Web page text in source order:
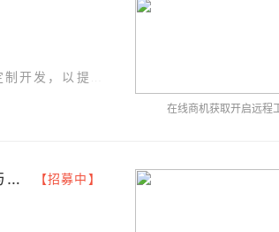
在线商机获取开启远程
### 海南某科技有限公司微信公众号功能优化与测试 【招募中】